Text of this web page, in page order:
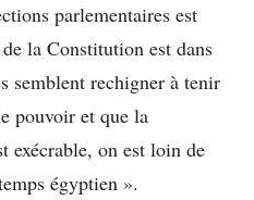
parlementaires est
la Constitution est dans
semblent rechigner à tenir
pouvoir et que la
exécrable, on est loin de
égyptien ».